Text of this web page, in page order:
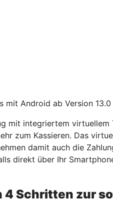
Android ab Version
mit integriertem
zum Kassieren. Das
damit auch die
direkt über Ihr
4 Schritten zur